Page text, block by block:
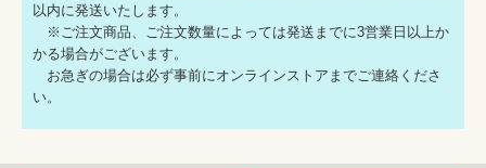
以内に発送いたします。
※ご注文商品、ご注文数量によっては発送までに3営業日以上か
かる場合がございます。
お急ぎの場合は必ず事前にオンラインストアまでご連絡くださ
い。